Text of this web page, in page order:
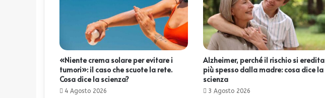
«Niente crema solare per evitare i
tumori»: il caso che scuote la rete.
Cosa dice la scienza?
4 Agosto 2026
Alzheimer, perché il rischio si eredita
più spesso dalla madre: cosa dice la
scienza
3 Agosto 2026